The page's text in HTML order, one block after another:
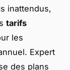
inattendus,
tarifs
les
Expert
des plans